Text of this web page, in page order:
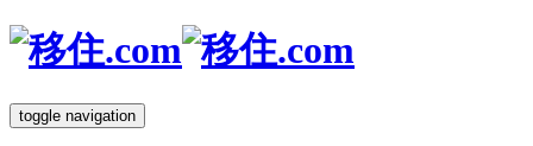
toggle navigation